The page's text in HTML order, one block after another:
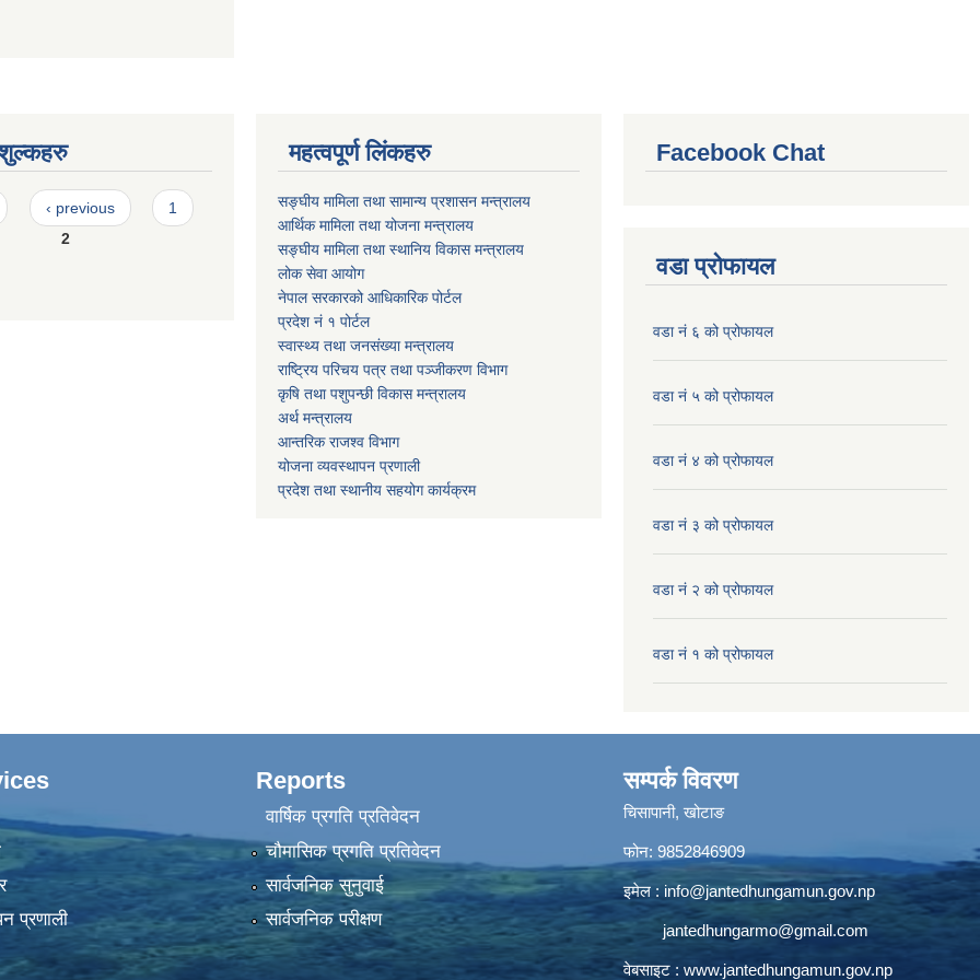
‹ previous
1
2
महत्वपूर्ण लिंकहरु
सङ्घीय मामिला तथा सामान्य प्रशासन मन्त्रालय
आर्थिक मामिला तथा योजना मन्त्रालय
सङ्घीय मामिला तथा स्थानिय विकास मन्त्रालय
लोक सेवा आयोग
नेपाल सरकारको आधिकारिक पोर्टल
प्रदेश नं १ पोर्टल
स्वास्थ्य तथा जनसंख्या मन्त्रालय
राष्ट्रिय परिचय पत्र तथा पञ्जीकरण विभाग
कृषि तथा पशुपन्छी विकास मन्त्रालय
अर्थ मन्त्रालय
आन्तरिक राजश्व विभाग
योजना व्यवस्थापन प्रणाली
प्रदेश तथा स्थानीय सहयोग कार्यक्रम
Facebook Chat
वडा प्रोफायल
वडा नं ६ को प्रोफायल
वडा नं ५ को प्रोफायल
वडा नं ४ को प्रोफायल
वडा नं ३ को प्रोफायल
वडा नं २ को प्रोफायल
वडा नं १ को प्रोफायल
प्रणाली
Reports
वार्षिक प्रगति प्रतिवेदन
चौमासिक प्रगति प्रतिवेदन
सार्वजनिक सुनुवाई
सार्वजनिक परीक्षण
सम्पर्क विवरण
चिसापानी, खोटाङ
फोन: 9852846909
इमेल : info@jantedhungamun.gov.np
jantedhungarmo@gmail.com
वेबसाइट : www.jantedhungamun.gov.np